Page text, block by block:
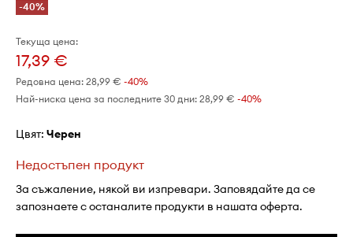
-40%
Текуща цена:
17,39 €
Редовна цена: 28,99 € -40%
Най-ниска цена за последните 30 дни: 28,99 € -40%
Цвят: черен
Недостъпен продукт
За съжаление, някой ви изпревари. Заповядайте да се
запознаете с останалите продукти в нашата оферта.